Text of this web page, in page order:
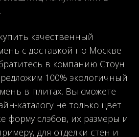
качественный
с доставкой по Москве
в компанию Стоун
100% экологичный
в плитах. Вы сможете
каталогу не только цвет
форму слэбов, их размеры и
для отделки стен и